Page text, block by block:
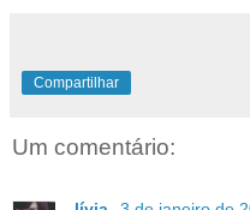
Compartilhar
Um comentário: